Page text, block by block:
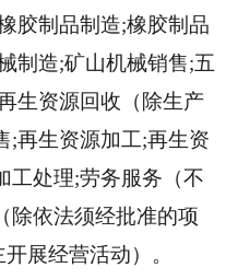
胶制品制造;橡胶制品
制造;矿山机械销售;五
生资源回收（除生产
;再生资源加工;再生资
工处理;劳务服务（不
除依法须经批准的项
展经营活动）。